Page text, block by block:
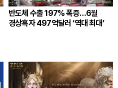
반도체 수출 197% 폭증…6월
경상흑자 497억달러 ‘역대 최대’